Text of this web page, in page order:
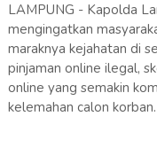
LAMPUNG - Kapolda
mengingatkan
maraknya kejahatan di
pinjaman online ilegal,
online yang semakin
kelemahan calon korban.